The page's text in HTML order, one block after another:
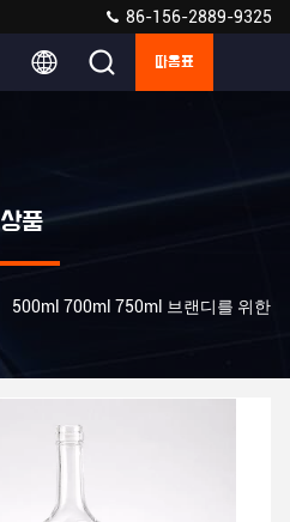
86-156-2889-9325
따옴표
상품
500ml 700ml 750ml 브랜디를 위한